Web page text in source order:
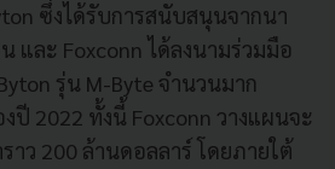
ซึ่งได้รับการสนับสนุนจากนา
และ Foxconn ได้ลงนามร่วมมือ
รุ่น M-Byte จำนวนมาก
ปี 2022 ทั้งนี้ Foxconn วางแผนจะ
าว 200 ล้านดอลลาร์ โดยภายใต้